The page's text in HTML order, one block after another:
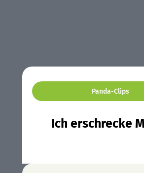
Panda-Clips
Ich erschrecke